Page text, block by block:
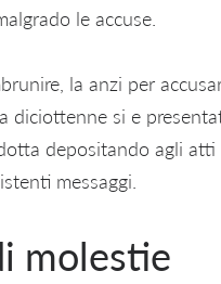
le accuse.
la anzi per
diciottenne si e
depositando agli
messaggi.
molestie